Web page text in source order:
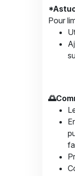
Pour